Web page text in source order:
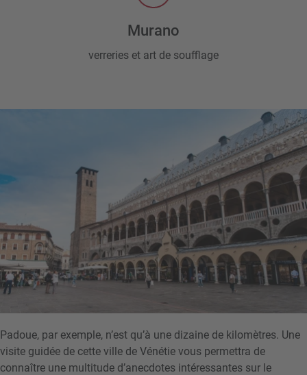
Murano
verreries et art de soufflage
Padoue, par exemple, n’est qu’à une dizaine de kilomètres. Une
visite guidée de cette ville de Vénétie vous permettra de
connaître une multitude d’anecdotes intéressantes sur le